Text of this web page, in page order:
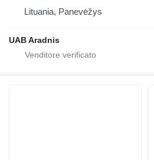
Lituania, Panevėžys
UAB Aradnis